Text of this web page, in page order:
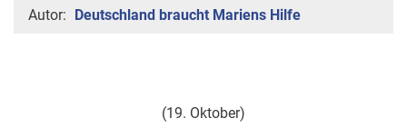
Autor: Deutschland braucht Mariens Hilfe
(19. Oktober)